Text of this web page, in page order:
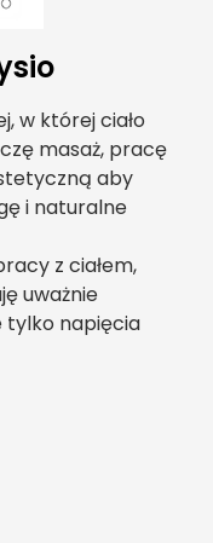
w której ciało
masaż, pracę
aby
i naturalne
z ciałem,
uważnie
tylko napięcia